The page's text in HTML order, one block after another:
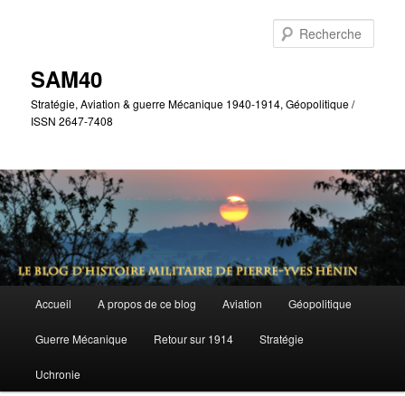
SAM40
Stratégie, Aviation & guerre Mécanique 1940-1914, Géopolitique /
ISSN 2647-7408
principal
Accueil A propos de ce blog Aviation Géopolitique
Guerre Mécanique Retour sur 1914 Stratégie
Uchronie